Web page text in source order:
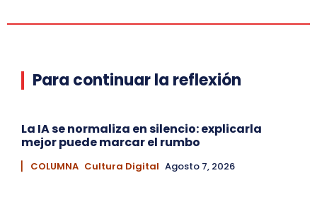
Para continuar la reflexión
La IA se normaliza en silencio: explicarla
mejor puede marcar el rumbo
▏ COLUMNA Cultura Digital Agosto 7, 2026